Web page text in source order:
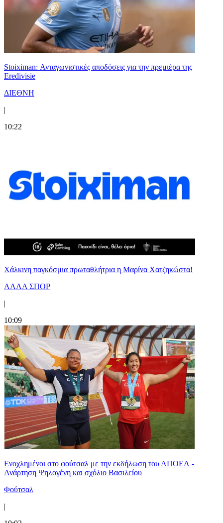
Stoiximan: Ανταγωνιστικές αποδόσεις για την πρεμιέρα της
Eredivisie
ΔΙΕΘΝΗ
|
10:22
Χάλκινη παγκόσμια πρωταθλήτρια η Μαρίνα Χατζηκώστα!
ΑΛΛΑ ΣΠΟΡ
|
10:09
Ενοχλημένοι στο φούτσαλ με την εκδήλωση του ΑΠΟΕΛ -
Ανάρτηση Ψηλογένη και σχόλιο Βασιλείου
Φούτσαλ
|